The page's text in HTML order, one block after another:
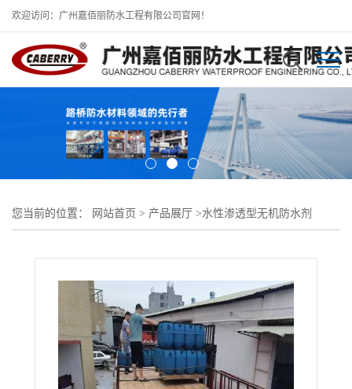
欢迎访问：广州嘉佰丽防水工程有限公司官网！
您当前的位置： 网站首页 > 产品展厅 >水性渗透型无机防水剂